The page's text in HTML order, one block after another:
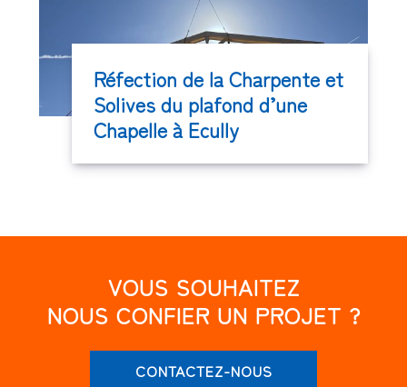
Réfection de la Charpente et
Solives du plafond d’une
Chapelle à Ecully
VOUS SOUHAITEZ
NOUS CONFIER UN PROJET ?
CONTACTEZ-NOUS